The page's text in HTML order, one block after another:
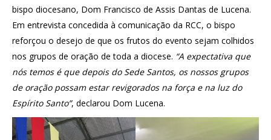
bispo diocesano, Dom Francisco de Assis Dantas de Lucena.
Em entrevista concedida à comunicação da RCC, o bispo
reforçou o desejo de que os frutos do evento sejam colhidos
nos grupos de oração de toda a diocese. “A expectativa que
nós temos é que depois do Sede Santos, os nossos grupos
de oração possam estar revigorados na força e na luz do
Espírito Santo”, declarou Dom Lucena.